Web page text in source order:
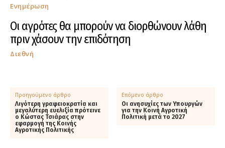
Ενημέρωση
Οι αγρότες θα μπορούν να διορθώνουν λάθη
πριν χάσουν την επιδότηση
Διεθνή
Προηγούμενο άρθρο
Λιγότερη γραφειοκρατία και
μεγαλύτερη ευελιξία πρότεινε
ο Κώστας Τσιάρας στην
εφαρμογή της Κοινής
Αγροτικής Πολιτικής
Επόμενο άρθρο
Οι ανησυχίες των Υπουργών
για την Κοινή Αγροτική
Πολιτική μετά το 2027